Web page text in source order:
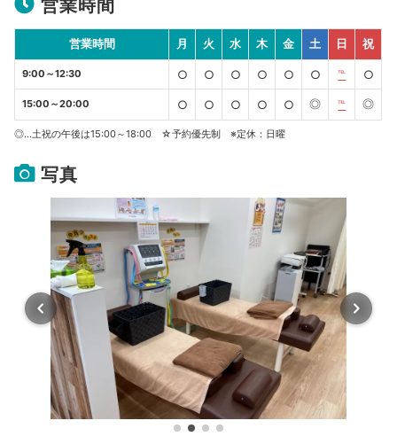
営業時間
営業時間 月 火 水 木 金 土 日 祝
9:00～12:30 ○ ○ ○ ○ ○ ○ ℡ ○
15:00～20:00 ○ ○ ○ ○ ○ ◎ ℡ ◎
◎…土祝の午後は15:00～18:00 ☆予約優先制 ※定休：日曜
写真